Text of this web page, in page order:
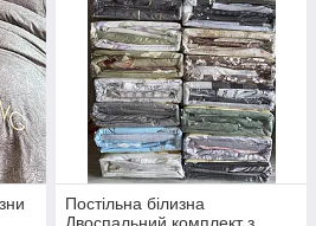
Постільна білизна
Двоспальний комплект з